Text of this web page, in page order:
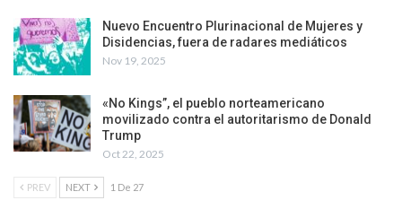
Nuevo Encuentro Plurinacional de Mujeres y
Disidencias, fuera de radares mediáticos
Nov 19, 2025
«No Kings”, el pueblo norteamericano
movilizado contra el autoritarismo de Donald
Trump
Oct 22, 2025
PREV NEXT 1 De 27